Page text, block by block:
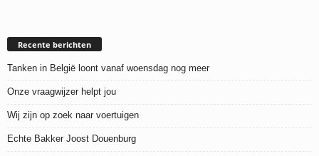
Recente berichten
Tanken in België loont vanaf woensdag nog meer
Onze vraagwijzer helpt jou
Wij zijn op zoek naar voertuigen
Echte Bakker Joost Douenburg